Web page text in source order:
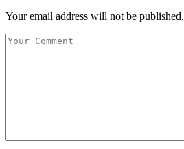
Your email address will not be published.